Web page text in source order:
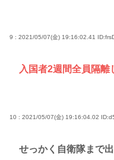
9 : 2021/05/07(金) 19:16:02.41
入国者2週間全員隔
10 : 2021/05/07(金) 19:16:04.02
せっかく自衛隊まで